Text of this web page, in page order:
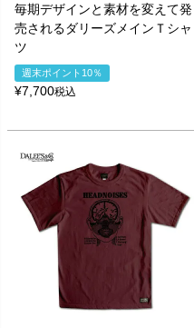
毎期デザインと素材を変えて発
売されるダリーズメインＴシャ
ツ
週末ポイント10％
¥7,700税込